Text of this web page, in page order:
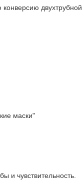
двухтрубной
маски"
и чувствительность.